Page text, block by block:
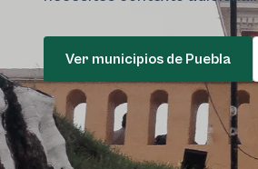
Ver municipios de Puebla